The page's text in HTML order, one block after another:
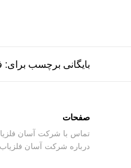
بایگانی برچسب برای:
صفحات
تماس با شرکت آسان
درباره شرکت آسان فلزیاب